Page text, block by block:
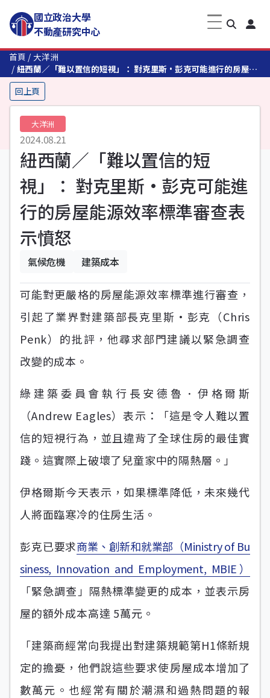
國立政治大學
不動產研究中心
首頁
大洋洲
紐西蘭／「難以置信的短視」： 對克里斯·彭克可能進行的房屋能
源效率標準審查表示憤怒
回上頁
大洋洲
2024.08.21
紐西蘭／「難以置信的短
視」： 對克里斯·彭克可能進
行的房屋能源效率標準審查表
示憤怒
氣候危機 建築成本
可能對更嚴格的房屋能源效率標準進行審查，
引起了業界對建築部長克里斯·彭克（Chris
Penk）的批評，他尋求部門建議以緊急調查
改變的成本。
綠建築委員會執行長安德魯．伊格爾斯
（Andrew Eagles）表示：「這是令人難以置
信的短視行為，並且違背了全球住房的最佳實
踐。這實際上破壞了兒童家中的隔熱層。」
伊格爾斯今天表示，如果標準降低，未來幾代
人將面臨寒冷的住房生活。
彭克已要求商業、創新和就業部（Ministry of Bu
siness, Innovation and Employment, MBIE）
「緊急調查」隔熱標準變更的成本，並表示房
屋的額外成本高達 5萬元。
「建築商經常向我提出對建築規範第H1條新規
定的擔憂，他們說這些要求使房屋成本增加了
數萬元。也經常有關於潮濕和過熱問題的報